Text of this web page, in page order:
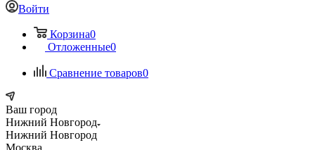
Войти
Корзина0
Отложенные0
Сравнение товаров0
Ваш город
Нижний Новгород
Нижний Новгород
Москва